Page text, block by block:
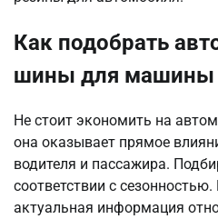
Как подобрать
шины для машины
Не стоит экономить на
она оказывает прямое
водителя и пассажира.
соответствии с
актуальная информация